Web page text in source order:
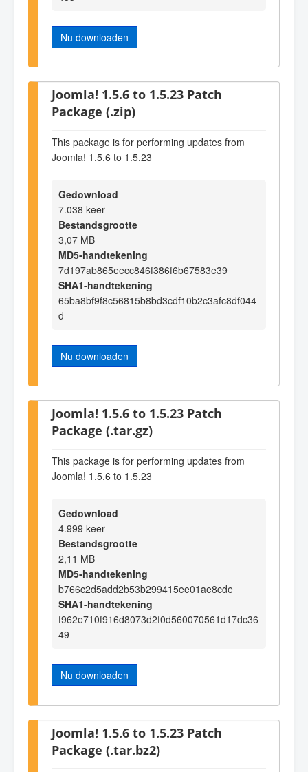
Nu downloaden
Joomla! 1.5.6 to 1.5.23 Patch
Package (.zip)
This package is for performing updates from
Joomla! 1.5.6 to 1.5.23
Gedownload
7.038 keer
Bestandsgrootte
3,07 MB
MD5-handtekening
7d197ab865eecc846f386f6b67583e39
SHA1-handtekening
65ba8bf9f8c56815b8bd3cdf10b2c3afc8df044
d
Nu downloaden
Joomla! 1.5.6 to 1.5.23 Patch
Package (.tar.gz)
This package is for performing updates from
Joomla! 1.5.6 to 1.5.23
Gedownload
4.999 keer
Bestandsgrootte
2,11 MB
MD5-handtekening
b766c2d5add2b53b299415ee01ae8cde
SHA1-handtekening
f962e710f916d8073d2f0d560070561d17dc36
49
Nu downloaden
Joomla! 1.5.6 to 1.5.23 Patch
Package (.tar.bz2)